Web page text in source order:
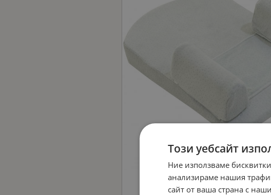
Този уебсайт
Ние използваме
анализираме нашия
сайт от ваша страна с